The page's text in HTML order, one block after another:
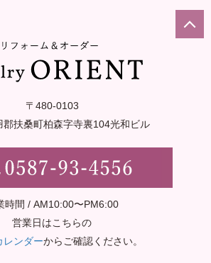
〒480-0103
郡扶桑町柏森字寺裏104光和ビル
時間 / AM10:00〜PM6:00
営業日はこちらの
レンダーからご確認ください。